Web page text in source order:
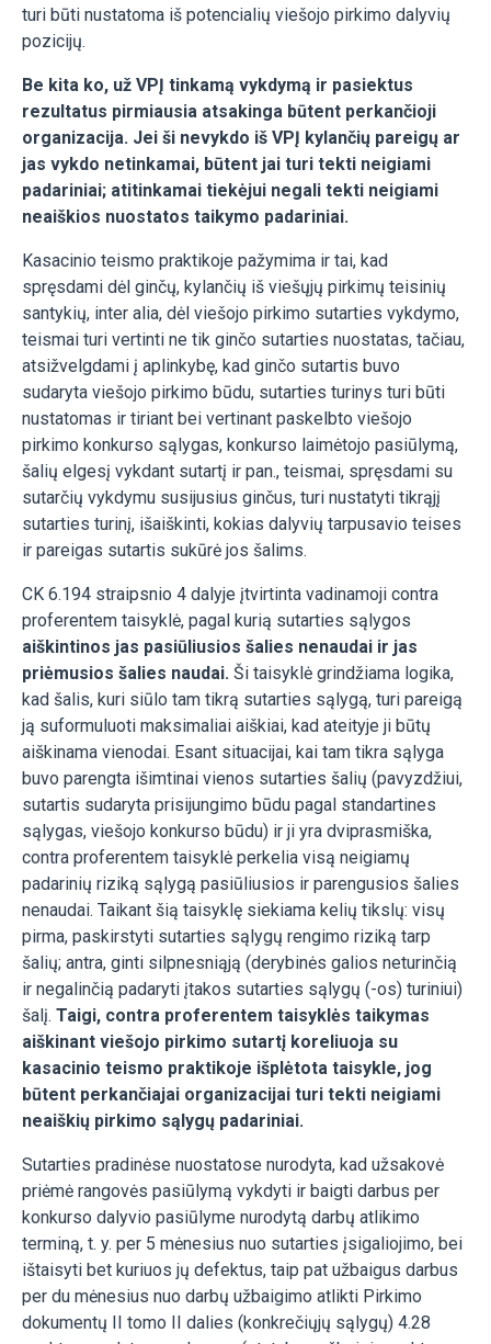
turi būti nustatoma iš potencialių viešojo pirkimo dalyvių
pozicijų.
Be kita ko, už VPĮ tinkamą vykdymą ir pasiektus
rezultatus pirmiausia atsakinga būtent perkančioji
organizacija. Jei ši nevykdo iš VPĮ kylančių pareigų ar
jas vykdo netinkamai, būtent jai turi tekti neigiami
padariniai; atitinkamai tiekėjui negali tekti neigiami
neaiškios nuostatos taikymo padariniai.
Kasacinio teismo praktikoje pažymima ir tai, kad
spręsdami dėl ginčų, kylančių iš viešųjų pirkimų teisinių
santykių, inter alia, dėl viešojo pirkimo sutarties vykdymo,
teismai turi vertinti ne tik ginčo sutarties nuostatas, tačiau,
atsižvelgdami į aplinkybę, kad ginčo sutartis buvo
sudaryta viešojo pirkimo būdu, sutarties turinys turi būti
nustatomas ir tiriant bei vertinant paskelbto viešojo
pirkimo konkurso sąlygas, konkurso laimėtojo pasiūlymą,
šalių elgesį vykdant sutartį ir pan., teismai, spręsdami su
sutarčių vykdymu susijusius ginčus, turi nustatyti tikrąjį
sutarties turinį, išaiškinti, kokias dalyvių tarpusavio teises
ir pareigas sutartis sukūrė jos šalims.
CK 6.194 straipsnio 4 dalyje įtvirtinta vadinamoji contra
proferentem taisyklė, pagal kurią sutarties sąlygos
aiškintinos jas pasiūliusios šalies nenaudai ir jas
priėmusios šalies naudai. Ši taisyklė grindžiama logika,
kad šalis, kuri siūlo tam tikrą sutarties sąlygą, turi pareigą
ją suformuluoti maksimaliai aiškiai, kad ateityje ji būtų
aiškinama vienodai. Esant situacijai, kai tam tikra sąlyga
buvo parengta išimtinai vienos sutarties šalių (pavyzdžiui,
sutartis sudaryta prisijungimo būdu pagal standartines
sąlygas, viešojo konkurso būdu) ir ji yra dviprasmiška,
contra proferentem taisyklė perkelia visą neigiamų
padarinių riziką sąlygą pasiūliusios ir parengusios šalies
nenaudai. Taikant šią taisyklę siekiama kelių tikslų: visų
pirma, paskirstyti sutarties sąlygų rengimo riziką tarp
šalių; antra, ginti silpnesniąją (derybinės galios neturinčią
ir negalinčią padaryti įtakos sutarties sąlygų (-os) turiniui)
šalį. Taigi, contra proferentem taisyklės taikymas
aiškinant viešojo pirkimo sutartį koreliuoja su
kasacinio teismo praktikoje išplėtota taisykle, jog
būtent perkančiajai organizacijai turi tekti neigiami
neaiškių pirkimo sąlygų padariniai.
Sutarties pradinėse nuostatose nurodyta, kad užsakovė
priėmė rangovės pasiūlymą vykdyti ir baigti darbus per
konkurso dalyvio pasiūlyme nurodytą darbų atlikimo
terminą, t. y. per 5 mėnesius nuo sutarties įsigaliojimo, bei
ištaisyti bet kuriuos jų defektus, taip pat užbaigus darbus
per du mėnesius nuo darbų užbaigimo atlikti Pirkimo
dokumentų II tomo II dalies (konkrečiųjų sąlygų) 4.28